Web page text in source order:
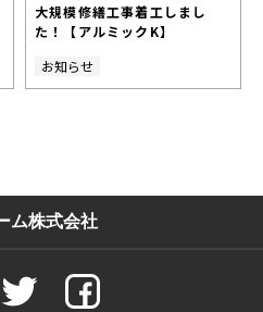
大規模修繕工事着工しまし
た！【アルミックK】
お知らせ
ム株式会社